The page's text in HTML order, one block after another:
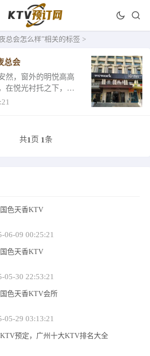
总会怎么样”相关的标签 >
总会
然，窗外的明悦高高
在悦光衬托之下，北
静的等待黎明的到来.
共1 页 1条
色天香KTV
06-09 00:25:21
色天香KTV
05-30 22:53:21
色天香KTV会所
05-29 03:13:21
预定，广州十大KTV排名大全